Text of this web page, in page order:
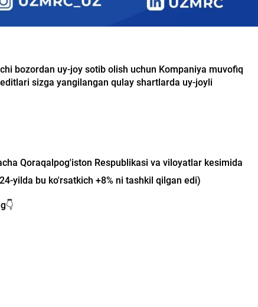
bozordan uy-joy sotib olish uchun Kompaniya muvofiq
sizga yangilangan qulay shartlarda uy-joyli
Qoraqalpog'iston Respublikasi va viloyatlar kesimida
yilda bu ko'rsatkich +8% ni tashkil qilgan edi)